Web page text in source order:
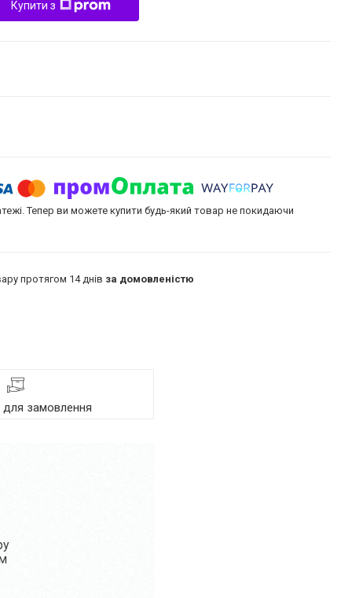
Купити з
Тепер ви можете купити будь-який товар не покидаючи
протягом 14 днів за домовленістю
для замовлення